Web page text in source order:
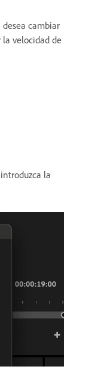
cambiar
velocidad de
la